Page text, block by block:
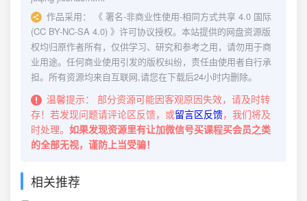
作品采用：
《 署名-非商业性使用-相同方式共享 4.0 国际
(CC BY-NC-SA 4.0) 》许可协议授权。本站提供的网盘资源版
权均归原作者所有，仅供学习、研究和参考之用，请勿用于商
业用途。任何商业使用引发的版权纠纷，责任由使用者自行承
担。所有资源均来自互联网,请您在下载后24小时内删除。
温馨提示：
部分资源可能因客观原因失效，请及时转
存！若发现问题请评论区反馈，或留言区反馈，我们将及
时处理。 如果发现资源里有让加微信号买课程买会员之类
的全部无视，谨防上当受骗！
相关推荐